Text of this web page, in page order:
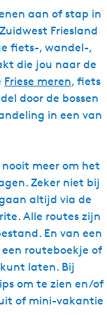
aan of stap in
Friesland
fiets-, wandel-,
die jou naar de
Friese meren, fiets
door de bossen
in een van
meer om het
Zeker niet bij
altijd via de
Alle routes zijn
En van een
een routeboekje of
laten. Bij
om te zien en/of
of mini-vakantie